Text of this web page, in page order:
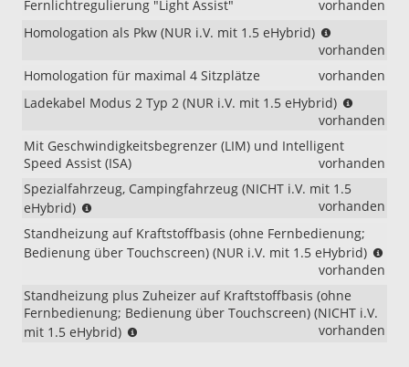
Fernlichtregulierung "Light Assist"
vorhanden
Homologation als Pkw (NUR i.V. mit 1.5 eHybrid)
i.V.
1.5
eHybrid)
vorhanden
Homologation für maximal 4 Sitzplätze
vorhanden
Ladekabel Modus 2 Typ 2 (NUR i.V. mit 1.5 eHybrid)
i.V.
eHybrid)
vorhanden
Mit Geschwindigkeitsbegrenzer (LIM) und Intelligent
Speed Assist (ISA)
vorhanden
Spezialfahrzeug, Campingfahrzeug (NICHT i.V. mit 1.5
eHybrid)
mit
1.5
vorhanden
Standheizung auf Kraftstoffbasis (ohne Fernbedienung;
Bedienung über Touchscreen) (NUR i.V. mit 1.5 eHybrid)
vorhanden
Standheizung plus Zuheizer auf Kraftstoffbasis (ohne
Fernbedienung; Bedienung über Touchscreen) (NICHT i.V.
mit 1.5 eHybrid)
vorhanden